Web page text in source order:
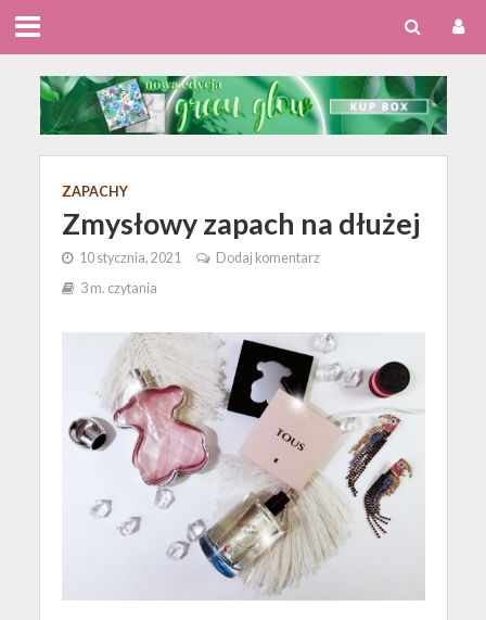
ZAPACHY
Zmysłowy zapach na dłużej
10 stycznia, 2021
Dodaj komentarz
3 m. czytania